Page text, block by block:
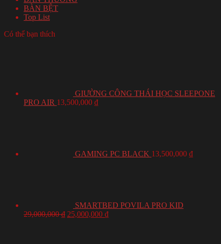
BÀN BỆT
Top List
Có thể bạn thích
GIƯỜNG CÔNG THÁI HỌC SLEEPONE
PRO AIR 13,500,000 ₫
GAMING PC BLACK 13,500,000 ₫
SMARTBED POVILA PRO KID
29,000,000₫ 25,000,000 ₫